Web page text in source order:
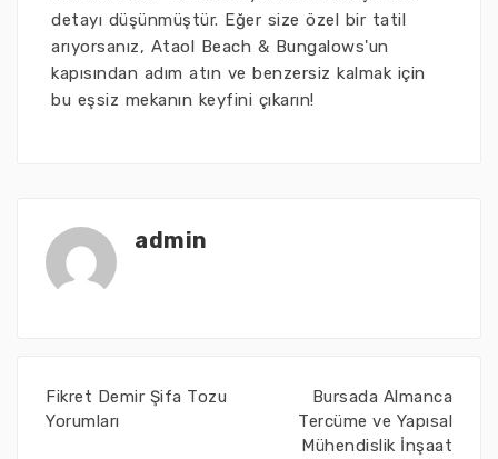
detayı düşünmüştür. Eğer size özel bir tatil
arıyorsanız, Ataol Beach & Bungalows'un
kapısından adım atın ve benzersiz kalmak için
bu eşsiz mekanın keyfini çıkarın!
admin
Fikret Demir Şifa Tozu
Yorumları
Bursada Almanca
Tercüme ve Yapısal
Mühendislik İnşaat